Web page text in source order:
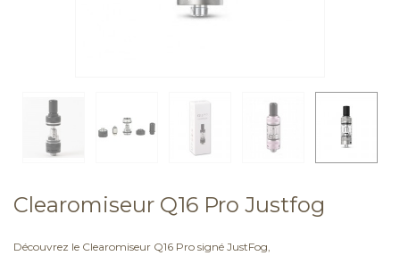
Clearomiseur Q16 Pro Justfog
Découvrez le Clearomiseur Q16 Pro signé JustFog,